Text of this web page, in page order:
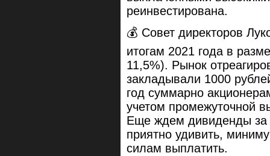
реинвестирована.
💰 Совет директоров
итогам 2021 года в
11,5%). Рынок
закладывали 1000
год суммарно
учетом промежуточной
Еще ждем дивиденды за
приятно удивить,
силам выплатить.